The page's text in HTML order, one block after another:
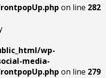
on line 282
wp-
media-
on line 279